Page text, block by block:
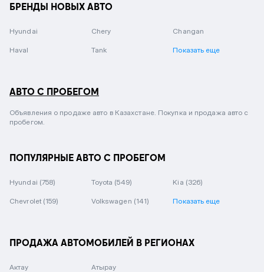
БРЕНДЫ НОВЫХ АВТО
Hyundai Chery Changan
Haval Tank Показать еще
АВТО С ПРОБЕГОМ
Объявления о продаже авто в Казахстане. Покупка и продажа авто с
пробегом.
ПОПУЛЯРНЫЕ АВТО С ПРОБЕГОМ
Hyundai (758) Toyota (549) Kia (326)
Chevrolet (159) Volkswagen (141) Показать еще
ПРОДАЖА АВТОМОБИЛЕЙ В РЕГИОНАХ
Актау Атырау